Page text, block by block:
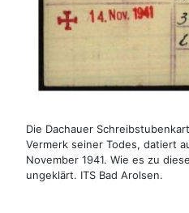
Die Dachauer
Vermerk seiner Todes, datiert
November 1941. Wie es zu
ungeklärt. ITS Bad Arolsen.